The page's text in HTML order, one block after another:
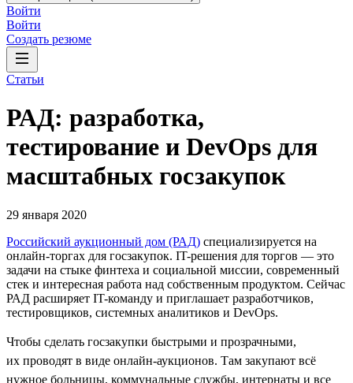
Войти
Войти
Создать резюме
Статьи
РАД: разработка,
тестирование и DevOps для
масштабных госзакупок
29 января 2020
Российский аукционный дом (РАД) специализируется на
онлайн-торгах для госзакупок. IT-решения для торгов — это
задачи на стыке финтеха и социальной миссии, современный
стек и интересная работа над собственным продуктом. Сейчас
РАД расширяет IT-команду и приглашает разработчиков,
тестировщиков, системных аналитиков и DevOps.
Чтобы сделать госзакупки быстрыми и прозрачными,
их проводят в виде онлайн-аукционов. Там закупают всё
нужное больницы, коммунальные службы, интернаты и все